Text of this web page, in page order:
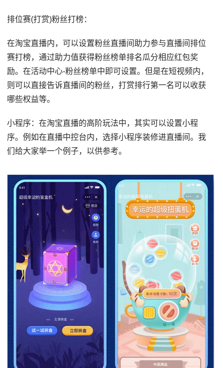
排位赛(打赏)粉丝打榜：
在淘宝直播内，可以设置粉丝直播间助力参与直播间排位
赛打榜，通过助力值获得粉丝榜单排名瓜分相应红包奖
励。在活动中心-粉丝榜单中即可设置。但是在短视频内，
则可以直接告诉直播间的粉丝，打赏排行第一名可以收获
哪些权益等。
小程序：在淘宝直播的高阶玩法中，其实可以设置小程
序。例如在直播中控台内，选择小程序装修进直播间。我
们给大家举一个例子，以供参考。